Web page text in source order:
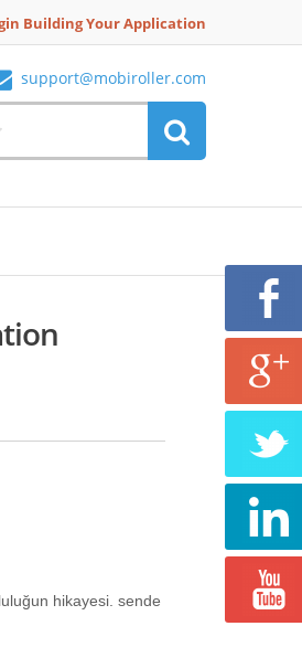
Building Your Application
support@mobiroller.com
hikayesi. sende